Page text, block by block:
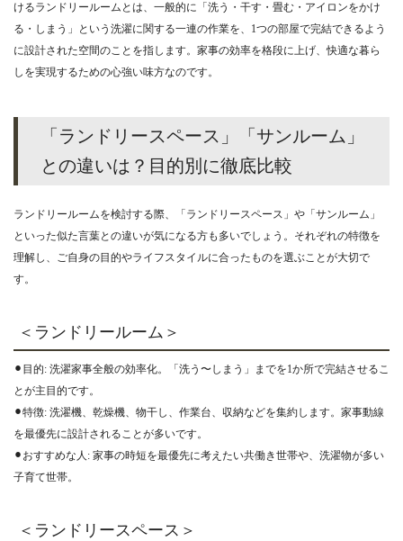
けるランドリールームとは、一般的に「洗う・干す・畳む・アイロンをかけ
る・しまう」という洗濯に関する一連の作業を、1つの部屋で完結できるよう
に設計された空間のことを指します。家事の効率を格段に上げ、快適な暮ら
しを実現するための心強い味方なのです。
「ランドリースペース」「サンルーム」
との違いは？目的別に徹底比較
ランドリールームを検討する際、「ランドリースペース」や「サンルーム」
といった似た言葉との違いが気になる方も多いでしょう。それぞれの特徴を
理解し、ご自身の目的やライフスタイルに合ったものを選ぶことが大切で
す。
＜ランドリールーム＞
⚫︎目的: 洗濯家事全般の効率化。「洗う〜しまう」までを1か所で完結させるこ
とが主目的です。
⚫︎特徴: 洗濯機、乾燥機、物干し、作業台、収納などを集約します。家事動線
を最優先に設計されることが多いです。
⚫︎おすすめな人: 家事の時短を最優先に考えたい共働き世帯や、洗濯物が多い
子育て世帯。
＜ランドリースペース＞